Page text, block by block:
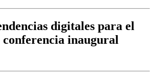
digitales para el
inaugural